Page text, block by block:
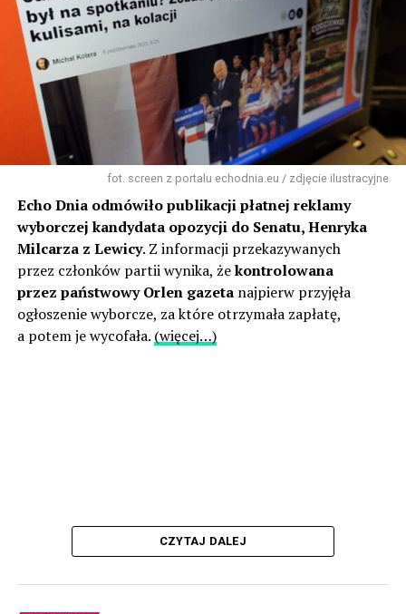
fot. screen z portalu echodnia.eu / zdjęcie ilustracyjne
Echo Dnia odmówiło publikacji płatnej reklamy
wyborczej kandydata opozycji do Senatu, Henryka
Milcarza z Lewicy. Z informacji przekazywanych
przez członków partii wynika, żekontrolowana
przez państwowy Orlen gazetanajpierw przyjęła
ogłoszenie wyborcze, za które otrzymała zapłatę,
a potem je wycofała. (więcej…)
CZYTAJ DALEJ